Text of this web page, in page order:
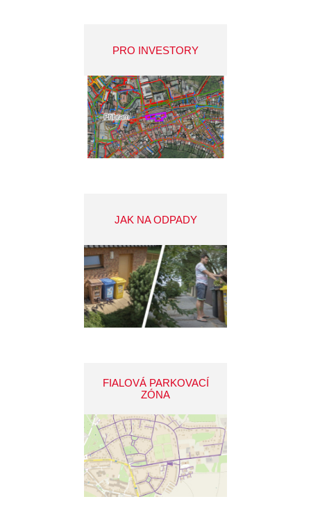
PRO INVESTORY
JAK NA ODPADY
FIALOVÁ PARKOVACÍ
ZÓNA